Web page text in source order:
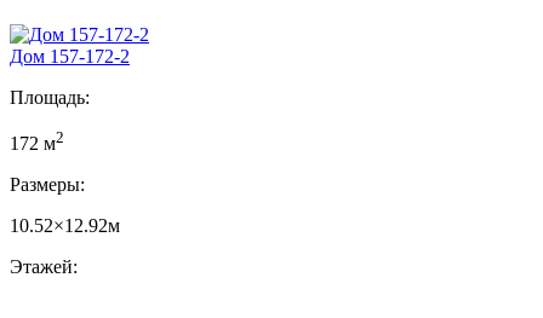
Дом 157-172-2
Площадь:
172 м2
Размеры:
10.52×12.92м
Этажей: